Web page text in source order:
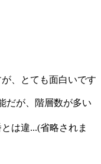
、とても面白いです
だが、階層数が多い
は違...(省略されま